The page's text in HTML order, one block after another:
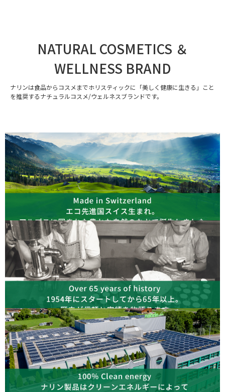
NATURAL COSMETICS ＆
WELLNESS BRAND
ナリンは食品からコスメまでホリスティックに「美しく健康に生きる」こと
を推奨するナチュラルコスメ/ウェルネスブランドです。